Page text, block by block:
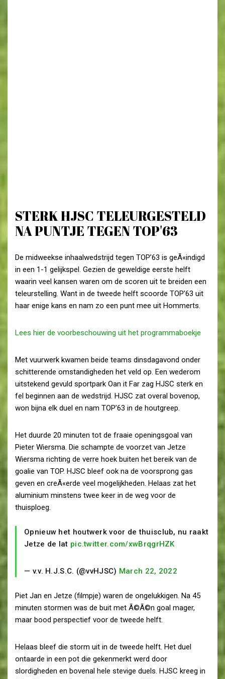
STERK HJSC TELEURGESTELD
NA PUNTJE TEGEN TOP'63
De midweekse inhaalwedstrijd tegen TOP’63 is geÃ«indigd
in een 1-1 gelijkspel. Gezien de geweldige eerste helft
waarin veel kansen waren om de scoren uit te breiden een
teleurstelling. Want in de tweede helft scoorde TOP’63 uit
haar enige kans en nam zo een punt mee uit Hommerts.
Lees hier de voorbeschouwing uit het programmaboekje
Met vuurwerk kwamen beide teams dinsdagavond onder
schitterende omstandigheden het veld op. Een wederom
uitstekend gevuld sportpark Oan it Far zag HJSC sterk en
fel beginnen aan de wedstrijd. HJSC zat overal bovenop,
won bijna elk duel en nam TOP’63 in de houtgreep.
Het duurde 20 minuten tot de fraaie openingsgoal van
Pieter Wiersma. Die schampte de voorzet van Jetze
Wiersma richting de verre hoek buiten het bereik van de
goalie van TOP. HJSC bleef ook na de voorsprong gas
geven en creÃ«erde veel mogelijkheden. Helaas zat het
aluminium minstens twee keer in de weg voor de
thuisploeg.
Opnieuw het houtwerk voor de thuisclub, nu raakt
Jetze de lat pic.twitter.com/xwBrqgrHZK
— v.v. H.J.S.C. (@vvHJSC) March 22, 2022
Piet Jan en Jetze (filmpje) waren de ongelukkigen. Na 45
minuten stormen was de buit met Ã©Ã©n goal mager,
maar bood perspectief voor de tweede helft.
Helaas bleef die storm uit in de tweede helft. Het duel
ontaarde in een pot die gekenmerkt werd door
slordigheden en bovenal hele stevige duels. HJSC kreeg in